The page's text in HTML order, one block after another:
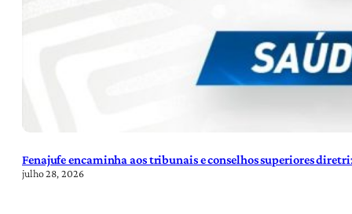
Fenajufe encaminha aos tribunais e conselhos superiores
julho 28, 2026